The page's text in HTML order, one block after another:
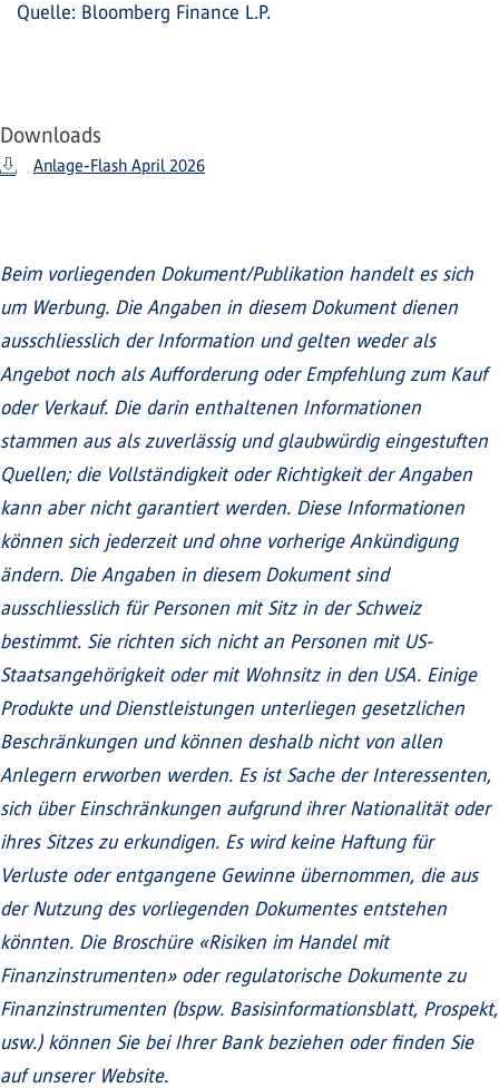
Quelle: Bloomberg Finance L.P.
Downloads
Anlage-Flash April 2026
Beim vorliegenden Dokument/Publikation handelt es sich
um Werbung. Die Angaben in diesem Dokument dienen
ausschliesslich der Information und gelten weder als
Angebot noch als Aufforderung oder Empfehlung zum Kauf
oder Verkauf. Die darin enthaltenen Informationen
stammen aus als zuverlässig und glaubwürdig eingestuften
Quellen; die Vollständigkeit oder Richtigkeit der Angaben
kann aber nicht garantiert werden. Diese Informationen
können sich jederzeit und ohne vorherige Ankündigung
ändern. Die Angaben in diesem Dokument sind
ausschliesslich für Personen mit Sitz in der Schweiz
bestimmt. Sie richten sich nicht an Personen mit US-
Staatsangehörigkeit oder mit Wohnsitz in den USA. Einige
Produkte und Dienstleistungen unterliegen gesetzlichen
Beschränkungen und können deshalb nicht von allen
Anlegern erworben werden. Es ist Sache der Interessenten,
sich über Einschränkungen aufgrund ihrer Nationalität oder
ihres Sitzes zu erkundigen. Es wird keine Haftung für
Verluste oder entgangene Gewinne übernommen, die aus
der Nutzung des vorliegenden Dokumentes entstehen
könnten. Die Broschüre «Risiken im Handel mit
Finanzinstrumenten» oder regulatorische Dokumente zu
Finanzinstrumenten (bspw. Basisinformationsblatt, Prospekt,
usw.) können Sie bei Ihrer Bank beziehen oder finden Sie
auf unserer Website.